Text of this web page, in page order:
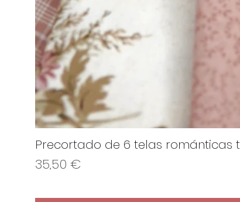
Precortado de 6 telas románticas
Precio
35,50 €